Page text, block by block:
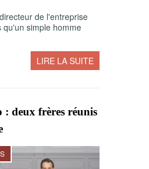
de l'entreprise
qu'un simple homme
LIRE LA SUITE
: deux frères réunis